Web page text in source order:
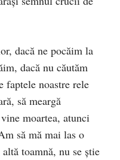
dacă ne pocăim la
dacă nu căutăm
faptele noastre rele
să meargă
moartea, atunci
să mă mai las o
toamnă, nu se ştie